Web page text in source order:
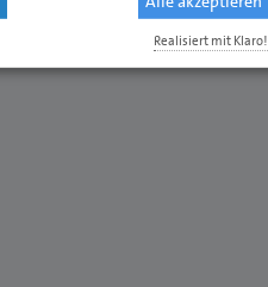
Realisiert mit Klaro!